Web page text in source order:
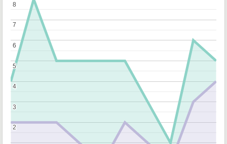
2
2
3
3
4
4
5
5
6
6
7
7
8
8